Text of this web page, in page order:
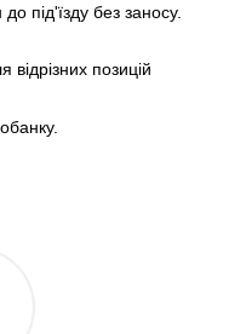
під'їзду без заносу.
відрізних позицій